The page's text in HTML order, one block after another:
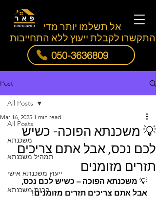
050-3636809
אל תשלמו יותר מדי
התקשרו לקבלת ייעוץ ללא התחייבות
Post
All Posts
משכנתא
תמהיל משכנתא
ייעוץ משכנתא אישי
הבנת משכנתא
All Posts
💡 משכנתא הפוכה- כשיש
לכם נכס, אבל אתם צריכים
תזרים מזומנים
Mar 16, 2025 1 min read
💡 משכנתא הפוכה – כשיש לכם נכס,
אבל אתם צריכים תזרים מזומנים!